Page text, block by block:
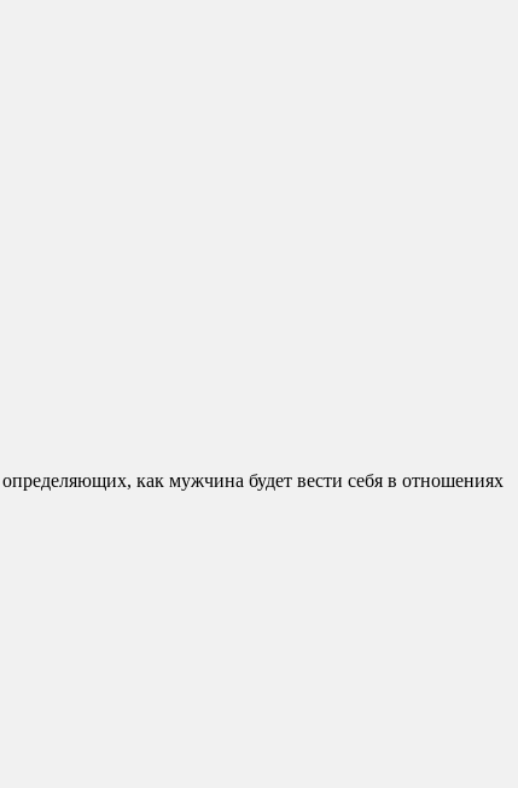
как мужчина будет вести себя в отношениях